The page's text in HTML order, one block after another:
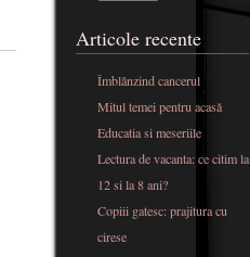
Articole recente
Îmblânzind cancerul
Mitul temei pentru acasă
Educatia si meseriile
Lectura de vacanta: ce citim la
12 si la 8 ani?
Copiii gatesc: prajitura cu
cirese